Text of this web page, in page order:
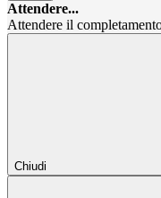
Attendere...
Attendere il
Chiudi